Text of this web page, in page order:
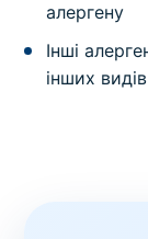
алергену
Інші
інших